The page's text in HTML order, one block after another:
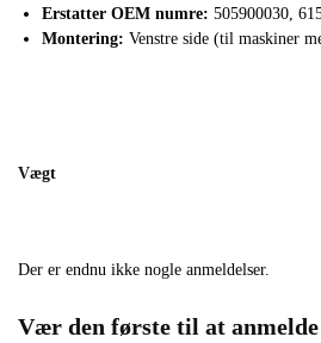
Erstatter OEM numre: 505900030,
Montering: Venstre side (til maskiner
Vægt
Der er endnu ikke nogle anmeldelser.
Vær den første til at